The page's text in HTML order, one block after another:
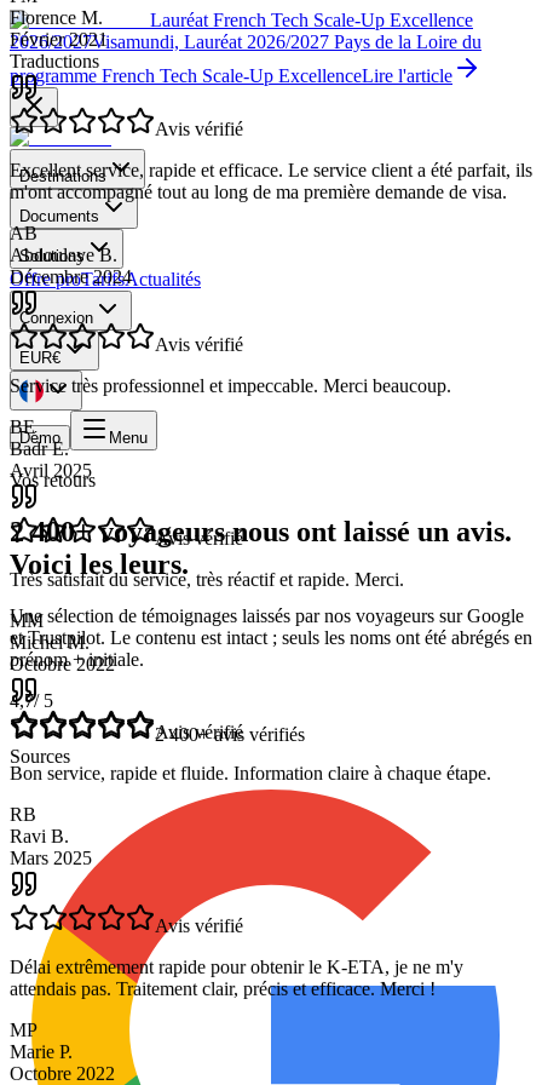
Lauréat French Tech Scale-Up Excellence
2026/2027Visamundi, Lauréat 2026/2027 Pays de la Loire du
programme French Tech Scale-Up ExcellenceLire l'article
Destinations
Documents
Solutions
Offre proTarifsActualités
Connexion
EUR€
Démo Menu
Vos retours
2 400+ voyageurs nous ont laissé un avis.
Voici les leurs.
Une sélection de témoignages laissés par nos voyageurs sur Google
et Trustpilot. Le contenu est intact ; seuls les noms ont été abrégés en
prénom + initiale.
4,7/ 5
2 400+ avis vérifiés
Sources
Traduction anglaise de 4 résultats PCR pour voyage en Grèce en
moins d'une heure. Un grand merci pour votre efficacité.
FM
Florence M.
Février 2021
Traductions
Avis vérifié
Excellent service, rapide et efficace. Le service client a été parfait, ils
m'ont accompagné tout au long de ma première demande de visa.
AB
Abdoulaye B.
Décembre 2024
Avis vérifié
Service très professionnel et impeccable. Merci beaucoup.
BE
Badr E.
Avril 2025
Avis vérifié
Très satisfait du service, très réactif et rapide. Merci.
MM
Michel M.
Octobre 2022
Avis vérifié
Bon service, rapide et fluide. Information claire à chaque étape.
RB
Ravi B.
Mars 2025
Avis vérifié
Délai extrêmement rapide pour obtenir le K-ETA, je ne m'y
attendais pas. Traitement clair, précis et efficace. Merci !